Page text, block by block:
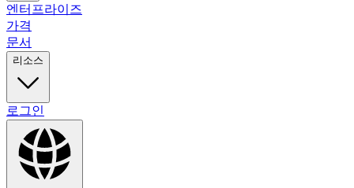
엔터프라이즈
가격
문서
리소스
로그인